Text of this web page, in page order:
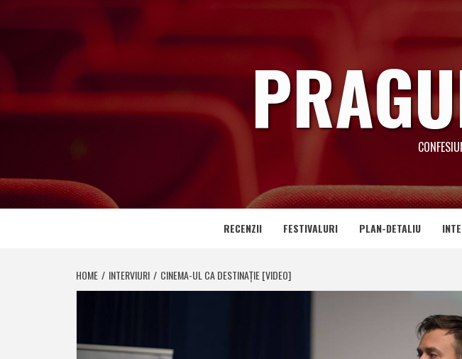
RECENZII FESTIVALURI PLAN-DETALIU
HOME INTERVIURI CINEMA-UL CA DESTINAȚIE [VIDEO]